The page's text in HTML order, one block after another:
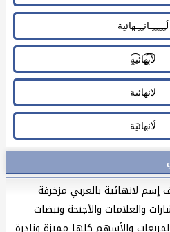
لانهائية بالعربي مزخرفة
والعلامات والأجنحة ونبضات
والأسهم كلها مميزة ونادرة